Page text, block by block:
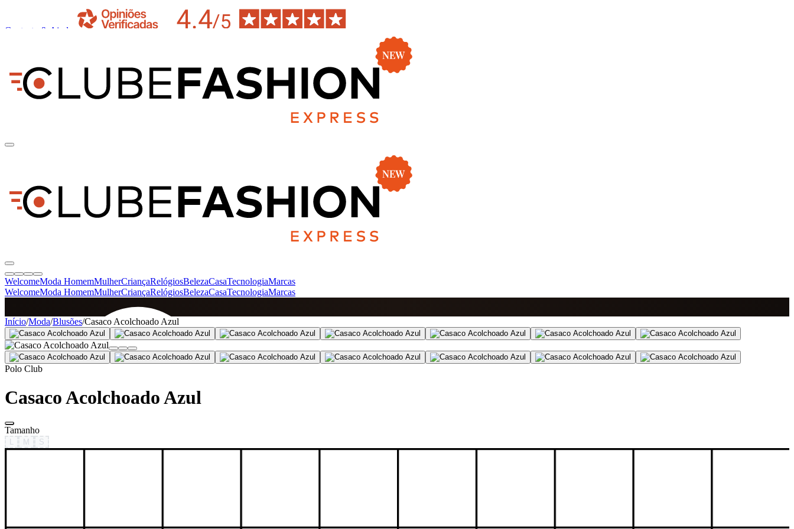
Contacto & Ajuda
WelcomeModa HomemMulherCriançaRelógiosBelezaCasaTecnologiaMarcas
WelcomeModa HomemMulherCriançaRelógiosBelezaCasaTecnologiaMarcas
SINCE 2005
+de 36.000 reviews
Início/Moda/Blusões/Casaco Acolchoado Azul
Polo Club
Casaco Acolchoado Azul
Tamanho
M S